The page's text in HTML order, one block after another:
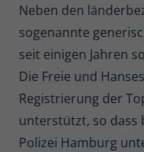
Neben den
sogenannte
seit einigen Jahren
Die Freie und
Registrierung der
unterstützt, so dass
Polizei Hamburg